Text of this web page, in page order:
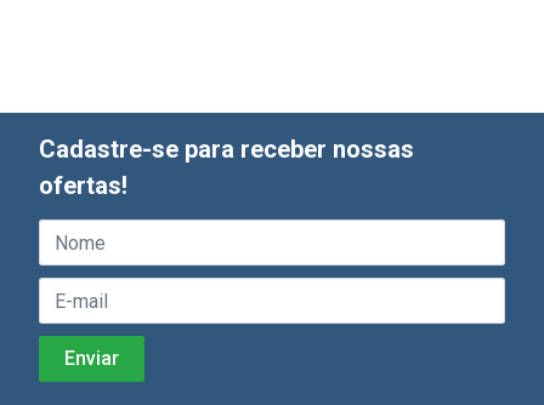
Cadastre-se para receber nossas
ofertas!